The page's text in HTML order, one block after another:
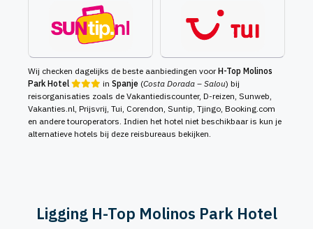
Wij checken dagelijks de beste aanbiedingen voorH-Top Molinos
Park Hotel
in Spanje (Costa Dorada – Salou) bij
reisorganisaties zoals de Vakantiediscounter, D-reizen, Sunweb,
Vakanties.nl, Prijsvrij, Tui, Corendon, Suntip, Tjingo, Booking.com
en andere touroperators. Indien het hotel niet beschikbaar is kun je
alternatieve hotels bij deze reisbureaus bekijken.
Ligging H-Top Molinos Park Hotel